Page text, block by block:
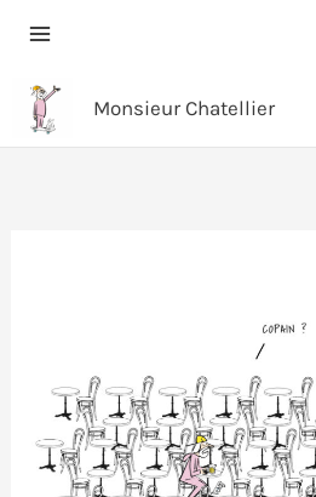
Monsieur Chatellier